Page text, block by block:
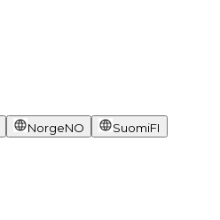
NorgeNO SuomiFI